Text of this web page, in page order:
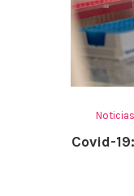
Noticias
Covid-